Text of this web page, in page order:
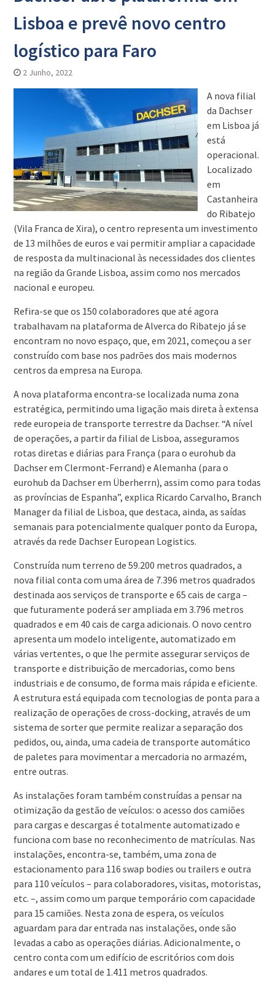
Lisboa e prevê novo centro
logístico para Faro
2 Junho, 2022
A nova filial
da Dachser
em Lisboa já
está
operacional.
Localizado
em
Castanheira
do Ribatejo
(Vila Franca de Xira), o centro representa um investimento
de 13 milhões de euros e vai permitir ampliar a capacidade
de resposta da multinacional às necessidades dos clientes
na região da Grande Lisboa, assim como nos mercados
nacional e europeu.
Refira-se que os 150 colaboradores que até agora
trabalhavam na plataforma de Alverca do Ribatejo já se
encontram no novo espaço, que, em 2021, começou a ser
construído com base nos padrões dos mais modernos
centros da empresa na Europa.
A nova plataforma encontra-se localizada numa zona
estratégica, permitindo uma ligação mais direta à extensa
rede europeia de transporte terrestre da Dachser. “A nível
de operações, a partir da filial de Lisboa, asseguramos
rotas diretas e diárias para França (para o eurohub da
Dachser em Clermont-Ferrand) e Alemanha (para o
eurohub da Dachser em Überherrn), assim como para todas
as províncias de Espanha”, explica Ricardo Carvalho, Branch
Manager da filial de Lisboa, que destaca, ainda, as saídas
semanais para potencialmente qualquer ponto da Europa,
através da rede Dachser European Logistics.
Construída num terreno de 59.200 metros quadrados, a
nova filial conta com uma área de 7.396 metros quadrados
destinada aos serviços de transporte e 65 cais de carga –
que futuramente poderá ser ampliada em 3.796 metros
quadrados e em 40 cais de carga adicionais. O novo centro
apresenta um modelo inteligente, automatizado em
várias vertentes, o que lhe permite assegurar serviços de
transporte e distribuição de mercadorias, como bens
industriais e de consumo, de forma mais rápida e eficiente.
A estrutura está equipada com tecnologias de ponta para a
realização de operações de cross-docking, através de um
sistema de sorter que permite realizar a separação dos
pedidos, ou, ainda, uma cadeia de transporte automático
de paletes para movimentar a mercadoria no armazém,
entre outras.
As instalações foram também construídas a pensar na
otimização da gestão de veículos: o acesso dos camiões
para cargas e descargas é totalmente automatizado e
funciona com base no reconhecimento de matrículas. Nas
instalações, encontra-se, também, uma zona de
estacionamento para 116 swap bodies ou trailers e outra
para 110 veículos – para colaboradores, visitas, motoristas,
etc. –, assim como um parque temporário com capacidade
para 15 camiões. Nesta zona de espera, os veículos
aguardam para dar entrada nas instalações, onde são
levadas a cabo as operações diárias. Adicionalmente, o
centro conta com um edifício de escritórios com dois
andares e um total de 1.411 metros quadrados.